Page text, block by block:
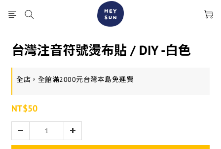
台灣注音符號燙布貼 / DIY -白色
全店，全館滿2000元台灣本島免運費
NT$50